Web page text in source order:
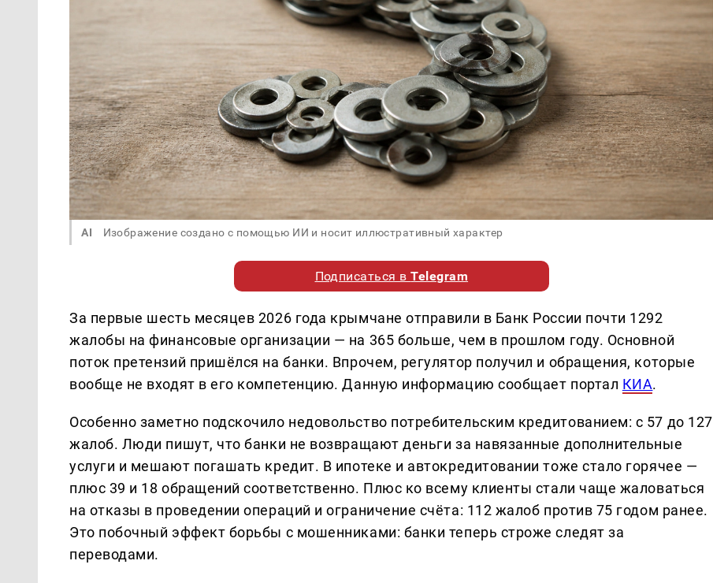
AI Изображение создано с помощью ИИ и носит иллюстративный характер
Подписаться вTelegram
За первые шесть месяцев 2026 года крымчане отправили в Банк России почти 1292
жалобы на финансовые организации — на 365 больше, чем в прошлом году. Основной
поток претензий пришёлся на банки. Впрочем, регулятор получил и обращения, которые
вообще не входят в его компетенцию. Данную информацию сообщает портал КИА.
Особенно заметно подскочило недовольство потребительским кредитованием: с 57 до 127
жалоб. Люди пишут, что банки не возвращают деньги за навязанные дополнительные
услуги и мешают погашать кредит. В ипотеке и автокредитовании тоже стало горячее —
плюс 39 и 18 обращений соответственно. Плюс ко всему клиенты стали чаще жаловаться
на отказы в проведении операций и ограничение счёта: 112 жалоб против 75 годом ранее.
Это побочный эффект борьбы с мошенниками: банки теперь строже следят за
переводами.